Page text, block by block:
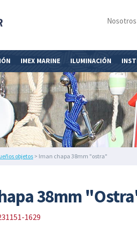
Nosotros
IMEX MARINE ILUMINACIÓN
objetos > Iman chapa 38mm "ostra"
38mm
1629